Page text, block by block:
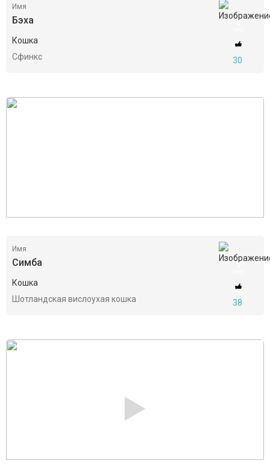
Имя
Бэха
Кошка
Сфинкс
8
30
Имя
Симба
Кошка
Шотландская вислоухая кошка
3
38